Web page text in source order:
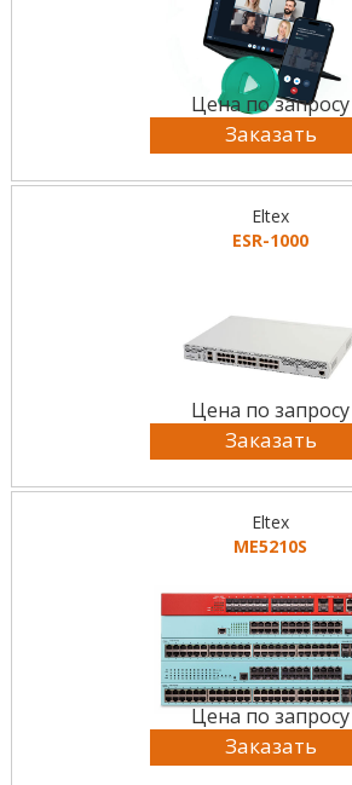
Цена по запросу
Заказать
Eltex
ESR-1000
Цена по запросу
Заказать
Eltex
ME5210S
Цена по запросу
Заказать